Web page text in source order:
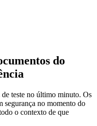
do
teste no último minuto. Os
segurança no momento do
o contexto de que